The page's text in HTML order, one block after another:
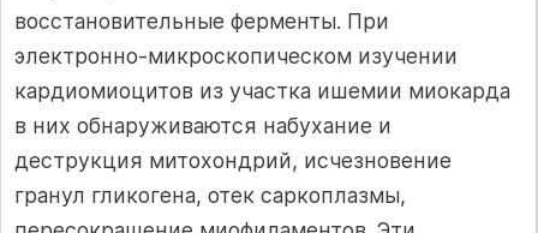
восстановительные ферменты. При
электронно-микроско­пическом изучении
кардиомиоцитов из участка ишемии миокар­да
в них обнаруживаются набухание и
деструкция митохондрий, исчезновение
гранул гликогена, отек саркоплазмы,